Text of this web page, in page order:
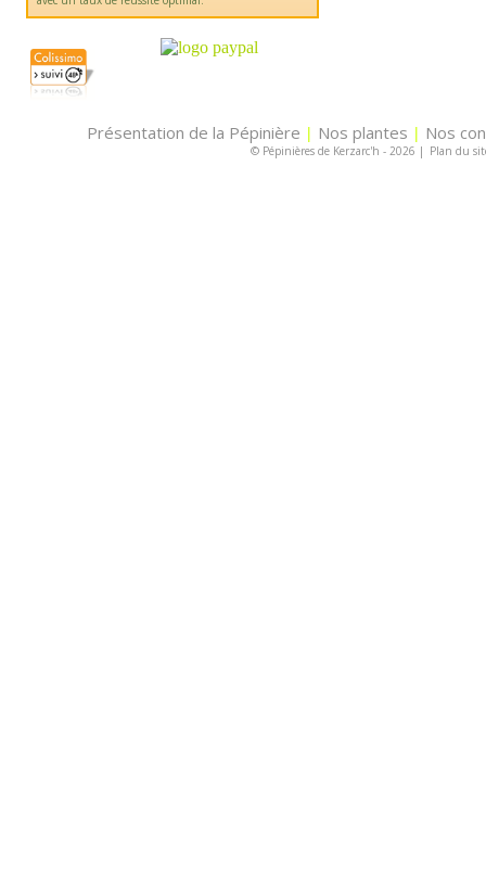
Présentation de la Pépinière | Nos plantes | Nos
© Pépinières de Kerzarc'h - 2026 | Plan du